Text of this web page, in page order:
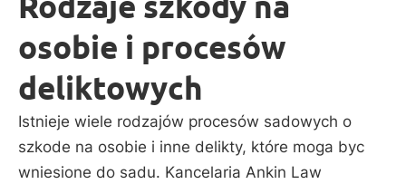
osobie i procesów
deliktowych
Istnieje wiele rodzajów procesów sadowych o
szkode na osobie i inne delikty, które moga byc
wniesione do sadu. Kancelaria Ankin Law